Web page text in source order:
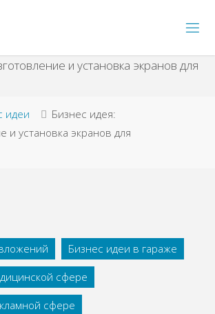
идеи
Бизнес идея:
и установка экранов для
Бизнес идеи в гараже
сфере
сфере